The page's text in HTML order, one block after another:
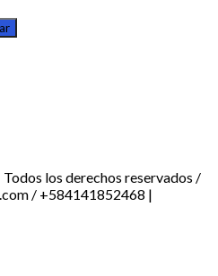
los derechos reservados /
/ +584141852468 |